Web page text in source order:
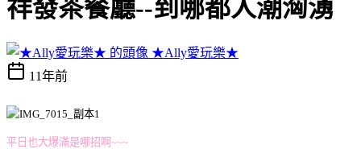
祥發茶餐廳--到哪都人潮洶湧
★Ally愛玩樂★
11年前
平日也大爆滿是哪招啊~~~